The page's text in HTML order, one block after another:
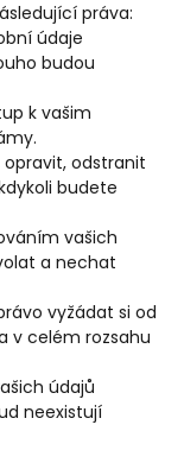
práva:
údaje
budou
k vašim
opravit, odstranit
budete
vašich
a nechat
vyžádat si od
v celém rozsahu
údajů
neexistují